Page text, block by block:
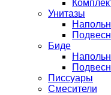
Унитазы
Биде
Писсуары
Смесители